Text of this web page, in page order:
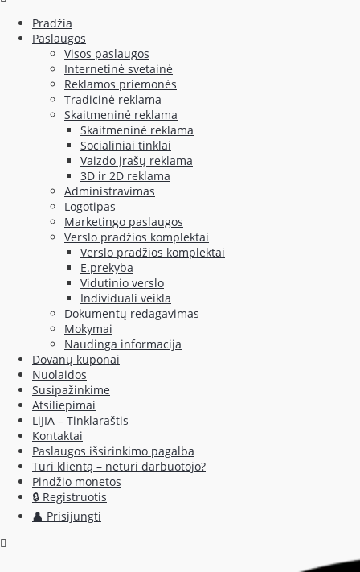
Pradžia
Paslaugos
Visos paslaugos
Internetinė svetainė
Reklamos priemonės
Tradicinė reklama
Skaitmeninė reklama
Skaitmeninė reklama
Socialiniai tinklai
Vaizdo įrašų reklama
3D ir 2D reklama
Administravimas
Logotipas
Marketingo paslaugos
Verslo pradžios komplektai
Verslo pradžios komplektai
E.prekyba
Vidutinio verslo
Individuali veikla
Dokumentų redagavimas
Mokymai
Naudinga informacija
Dovanų kuponai
Nuolaidos
Susipažinkime
Atsiliepimai
LiJIA – Tinklaraštis
Kontaktai
Paslaugos išsirinkimo pagalba
Turi klientą – neturi darbuotojo?
Pindžio monetos
🔒 Registruotis
👤 Prisijungti